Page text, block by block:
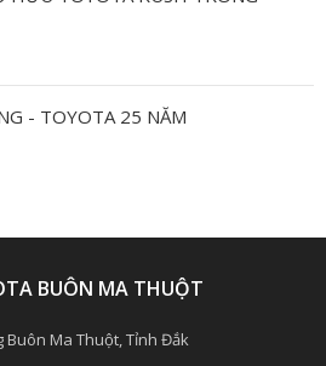
- TOYOTA 25 NĂM
BUÔN MA THUỘT
Buôn Ma Thuột, Tỉnh Đắk